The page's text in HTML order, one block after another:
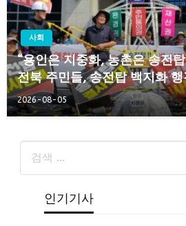
사회
“용인은 지중화, 농촌은 송전
전북 주민들, 송전탑 백지화 행
2026-08-05
인기기사